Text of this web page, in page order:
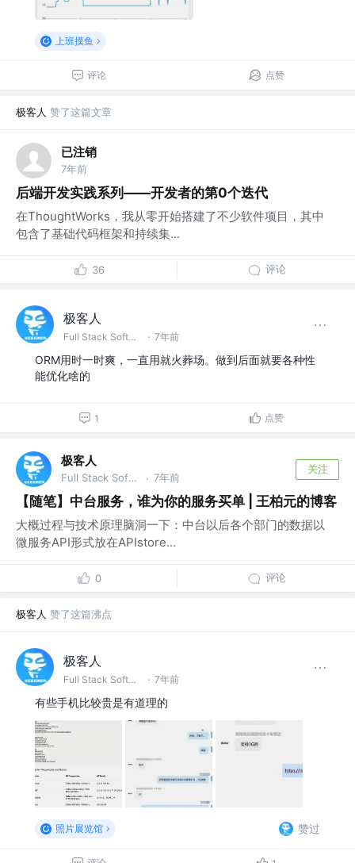
上班摸鱼
评论 点赞
极客人 赞了这篇文章
已注销
7年前
后端开发实践系列——开发者的第0个迭代
在ThoughtWorks，我从零开始搭建了不少软件项目，其中
包含了基础代码框架和持续集...
36 评论
极客人
Full Stack Software Engineer & DevOps @字节跳动 · 7年前
ORM用时一时爽，一直用就火葬场。做到后面就要各种性
能优化啥的
1 点赞
极客人
Full Stack Software Engineer & DevOps @字节跳动 · 7年前
关注
【随笔】中台服务，谁为你的服务买单 | 王柏元的博客
大概过程与技术原理脑洞一下：中台以后各个部门的数据以
微服务API形式放在APIstore...
0 评论
极客人 赞了这篇沸点
极客人
Full Stack Software Engineer & DevOps @字节跳动 · 7年前
有些手机比较贵是有道理的
照片展览馆 赞过